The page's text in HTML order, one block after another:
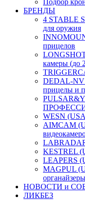
Подбор
БРЕНДЫ
4 STABLE
для оружия
прицелов
камеры (до
DEDAL-NV
прицелы и
WESN
AIMCAM
KESTREL
LEAPERS
MAGPUL
органайзеры
НОВОСТИ и
ЛИКБЕЗ